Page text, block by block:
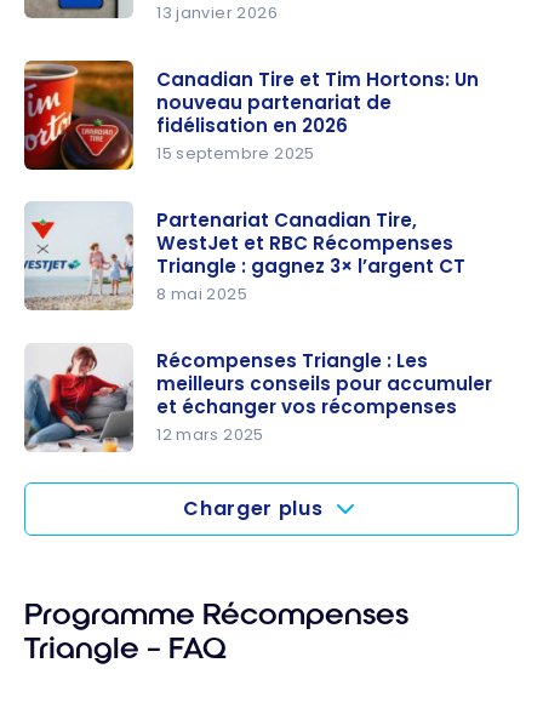
Canadian
Tire :
comment
lier votre
gagner 3×
l’Argent CT
avec
Récompen
Triangle
13 janvier 2026
Tire et Tim
Hortons:
Un
nouveau
partenaria
t de
fidélisation
en 2026
Canadian Tire et Tim Hortons: Un
nouveau partenariat de
fidélisation en 2026
15 septembre 2025
t Canadian
Tire,
WestJet et
RBC
Récompen
Triangle :
l’argent CT
Partenariat Canadian Tire,
WestJet et RBC Récompenses
Triangle : gagnez 3× l’argent CT
8 mai 2025
ses
Triangle :
conseils
pour
Récompenses Triangle : Les
meilleurs conseils pour accumuler
et échanger vos récompenses
12 mars 2025
Charger plus
Programme Récompenses
Triangle – FAQ